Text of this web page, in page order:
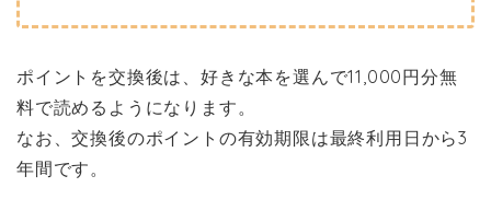
ポイントを交換後は、好きな本を選んで11,000円分無
料で読めるようになります。
なお、交換後のポイントの有効期限は最終利用日から3
年間です。